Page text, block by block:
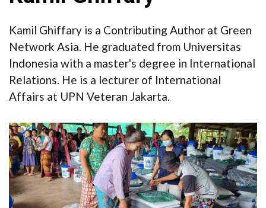
Kamil Ghiffary is a Contributing Author at Green
Network Asia. He graduated from Universitas
Indonesia with a master's degree in International
Relations. He is a lecturer of International
Affairs at UPN Veteran Jakarta.